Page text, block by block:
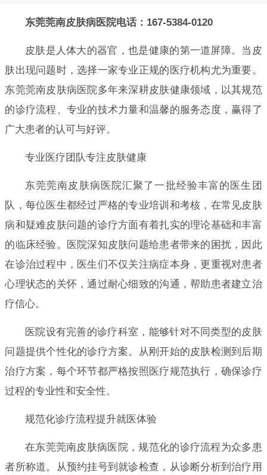
东莞莞南皮肤病医院电话：167-5384-0120
皮肤是人体大的器官，也是健康的第一道屏障。当皮
肤出现问题时，选择一家专业正规的医疗机构尤为重要。
东莞莞南皮肤病医院多年来深耕皮肤健康领域，以其规范
的诊疗流程、专业的技术力量和温馨的服务态度，赢得了
广大患者的认可与好评。
专业医疗团队专注皮肤健康
东莞莞南皮肤病医院汇聚了一批经验丰富的医生团
队，每位医生都经过严格的专业培训和考核，在常见皮肤
病和疑难皮肤问题的诊疗方面有着扎实的理论基础和丰富
的临床经验。医院深知皮肤问题给患者带来的困扰，因此
在诊治过程中，医生们不仅关注病症本身，更重视对患者
心理状态的关怀，通过耐心细致的沟通，帮助患者建立治
疗信心。
医院设有完善的诊疗科室，能够针对不同类型的皮肤
问题提供个性化的诊疗方案。从刚开始的皮肤检测到后期
治疗方案，每个环节都严格按照医疗规范执行，确保诊疗
过程的专业性和安全性。
规范化诊疗流程提升就医体验
在东莞莞南皮肤病医院，规范化的诊疗流程为众多患
者所称道。从预约挂号到就诊检查，从诊断分析到治疗用